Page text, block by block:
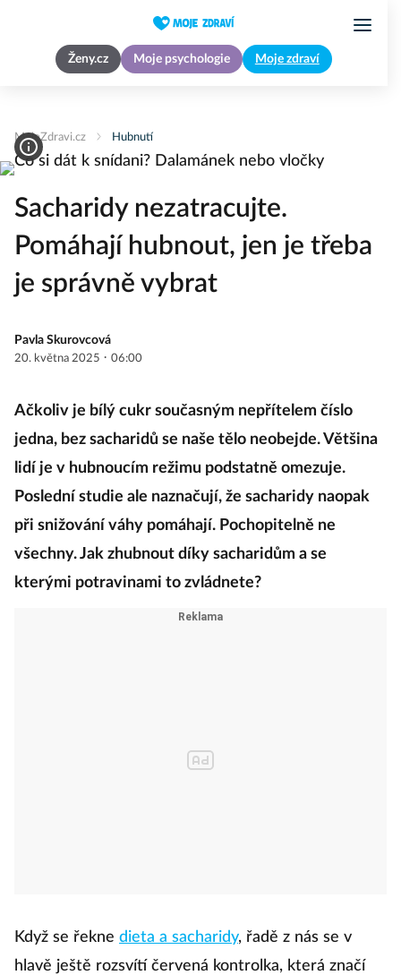
Ženy.cz Moje psychologie Moje zdraví
MojeZdravi.cz Hubnutí
Sacharidy nezatracujte.
Pomáhají hubnout, jen je třeba
je správně vybrat
Pavla Skurovcová
20. května 2025 · 06:00
Ačkoliv je bílý cukr současným nepřítelem číslo
jedna, bez sacharidů se naše tělo neobejde. Většina
lidí je v hubnoucím režimu podstatně omezuje.
Poslední studie ale naznačují, že sacharidy naopak
při snižování váhy pomáhají. Pochopitelně ne
všechny. Jak zhubnout díky sacharidům a se
kterými potravinami to zvládnete?
Když se řekne dieta a sacharidy, řadě z nás se v
hlavě ještě rozsvítí červená kontrolka, která značí